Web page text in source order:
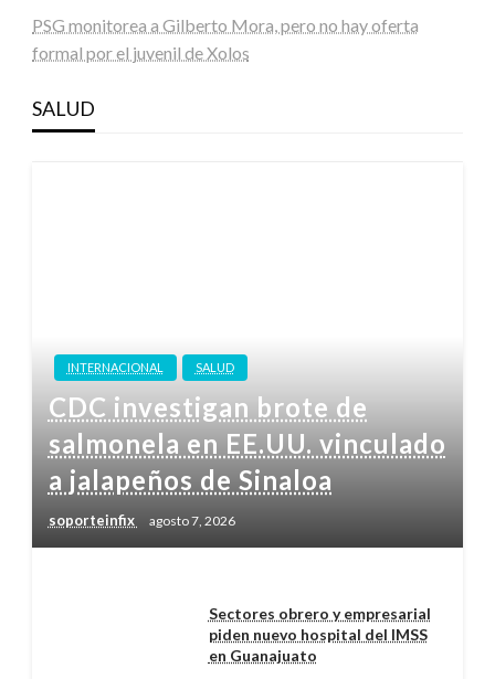
PSG monitorea a Gilberto Mora, pero no hay oferta
formal por el juvenil de Xolos
SALUD
INTERNACIONAL SALUD
CDC investigan brote de
salmonela en EE.UU. vinculado
a jalapeños de Sinaloa
soporteinfix agosto 7, 2026
Sectores obrero y empresarial
piden nuevo hospital del IMSS
en Guanajuato